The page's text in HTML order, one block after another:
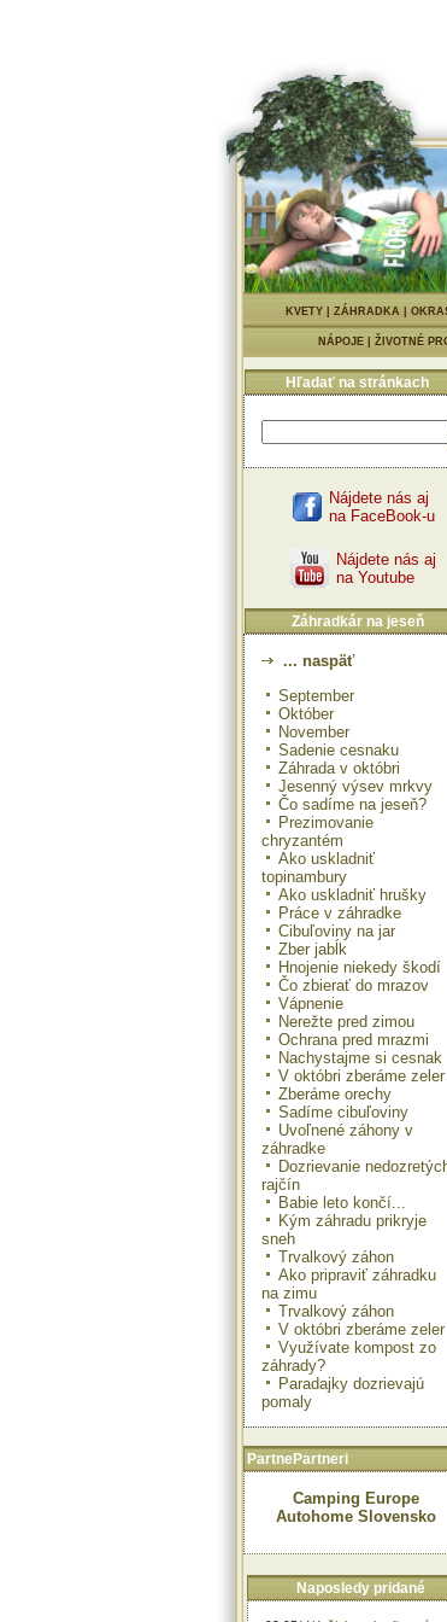
KVETY ZÁHRADKA
NÁPOJE ŽIVOTNÉ
Hľadať na stránkach
Nájdete nás aj
na FaceBook-u
Nájdete nás aj
na Youtube
Záhradkár na jeseň
... naspäť
September
Október
November
Sadenie cesnaku
Záhrada v októbri
Jesenný výsev mrkvy
Čo sadíme na jeseň?
Prezimovanie
chryzantém
Ako uskladniť
topinambury
Ako uskladniť hrušky
Práce v záhradke
Cibuľoviny na jar
Zber jabĺk
Hnojenie niekedy škodí
Čo zbierať do mrazov
Vápnenie
Nerežte pred zimou
Ochrana pred mrazmi
Nachystajme si cesnak
V októbri zberáme zeler
Zberáme orechy
Sadíme cibuľoviny
Uvoľnené záhony v
záhradke
Dozrievanie
rajčín
Babie leto končí...
Kým záhradu prikryje
sneh
Trvalkový záhon
Ako pripraviť záhradku
na zimu
Trvalkový záhon
V októbri zberáme zeler
Využívate kompost zo
záhrady?
Paradajky dozrievajú
pomaly
PartnePartneri
Camping Europe
Autohome Slovensko
Naposledy pridané